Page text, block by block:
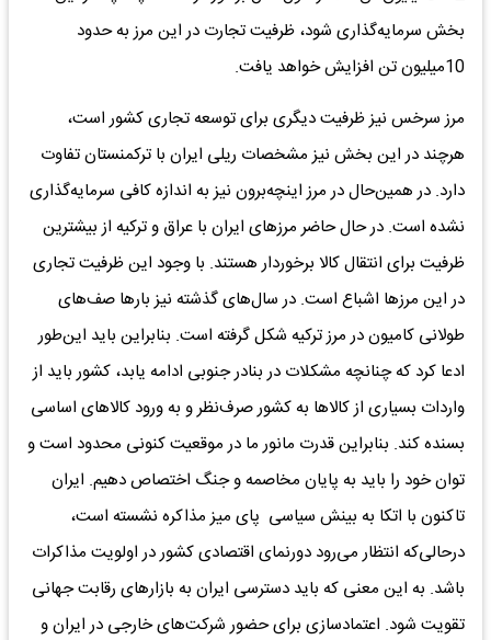
بخش سرمایه‌گذاری شود، ظرفیت تجارت در این مرز به حدود
10‌میلیون تن افزایش خواهد یافت.
مرز سرخس نیز ظرفیت دیگری برای توسعه تجاری کشور است،
هرچند در این بخش نیز مشخصات ریلی ایران با ترکمنستان تفاوت
دارد. در همین‌حال در مرز اینچه‌برون نیز به اندازه کافی سرمایه‌گذاری
نشده است. در حال حاضر مرز‌های ایران با عراق و ترکیه از بیشترین
ظرفیت برای انتقال کالا برخوردار هستند. با ‌وجود این ظرفیت تجاری
در این مرزها اشباع است. در سال‌های گذشته نیز بارها صف‌های
طولانی کامیون در مرز ترکیه شکل گرفته است. بنابراین باید این‌طور
ادعا کرد که چنانچه مشکلات در بنادر جنوبی ادامه یابد، کشور باید از
واردات بسیاری از کالاها به کشور صرف‌نظر و به ورود کالاهای اساسی
بسنده کند. بنابراین قدرت مانور ما در موقعیت کنونی محدود است و
توان خود را باید به پایان مخاصمه و جنگ اختصاص دهیم. ایران
تاکنون با اتکا به بینش سیاسی پای میز مذاکره نشسته است،
درحالی‌که انتظار می‌رود دورنمای اقتصادی کشور در اولویت مذاکرات
باشد. به این معنی که باید دسترسی ایران به بازارهای رقابت جهانی
تقویت شود. اعتمادسازی برای حضور شرکت‌های خارجی در ایران و